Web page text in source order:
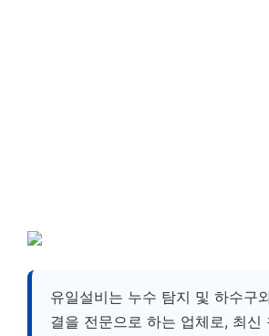
유일설비는 누수 탐지 및 하수구
결을 전문으로 하는 업체로, 최신